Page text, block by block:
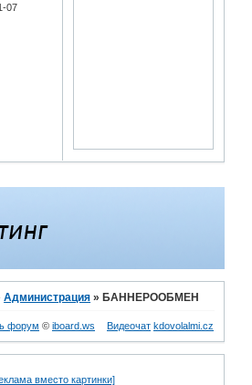
07
Администрация »БАННЕРООБМЕН
форум © iboard.ws Видеочат kdovolalmi.cz
вместо картинки]